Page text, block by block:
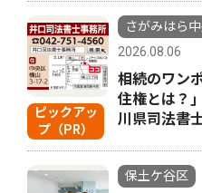
ピックアッ
プ（PR）
さがみはら
2026.08.06
相続のワン
住権とは？
川県司法書
保土ケ谷区